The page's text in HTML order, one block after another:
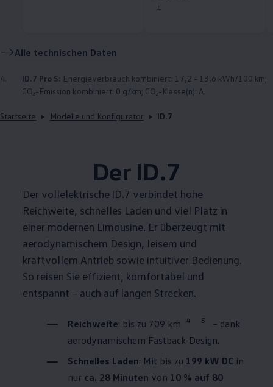
4
Alle technischen Daten
4. ID.7 Pro S: Energieverbrauch kombiniert: 17,2 - 13,6 kWh/100 km;
CO₂-Emission kombiniert: 0 g/km; CO₂-Klasse(n): A.
Startseite Modelle und Konfigurator ID.7
Der ID.7
Der vollelektrische ID.7 verbindet hohe
Reichweite, schnelles Laden und viel Platz in
einer modernen Limousine. Er überzeugt mit
aerodynamischem Design, leisem und
kraftvollem Antrieb sowie intuitiver Bedienung.
So reisen Sie effizient, komfortabel und
entspannt – auch auf langen Strecken.
Reichweite: bis zu 709 km 4 5
– dank
aerodynamischem Fastback-Design.
Schnelles Laden: Mit bis zu 199 kW DC in
nur ca. 28 Minuten von 10 % auf 80